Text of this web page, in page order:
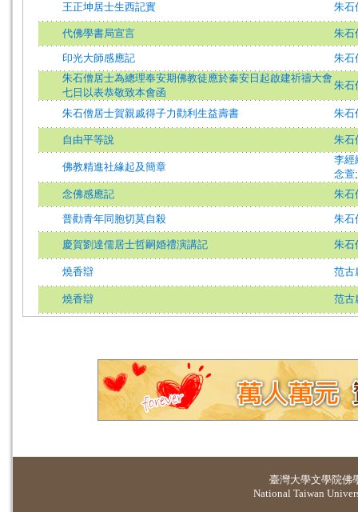
王正坤居士生西記實 朱石
代佛學書局宣言 朱石
印光大師感應記
朱石
朱石僧居士為總理奉安期佛教徒應於秦安日起啟建祈禱大會
七日以表恭敬致本會函
朱石
朱石僧居士賀親戚得子力勸利生益壽書 朱石
自由平等說 朱石
佛教精進社緣起及簡章
李經
念萱
念佛感應記
朱石
普勸青年同胞切莫自殺 朱石
慶賀劉達儒居士哲嗣婚禮演講記 朱石
燒香辯 范古
燒香辯 范古
臺灣大學文學院佛
National Taiwan